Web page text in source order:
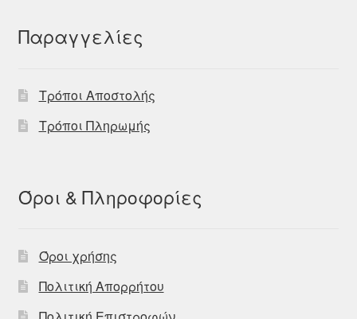
Παραγγελίες
Τρόποι Αποστολής
Τρόποι Πληρωμής
Όροι & Πληροφορίες
Όροι χρήσης
Πολιτική Απορρήτου